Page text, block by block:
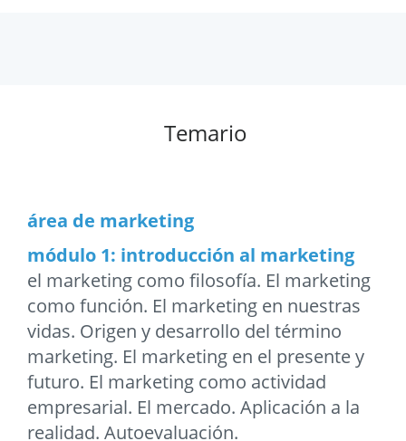
Temario
área de marketing
módulo 1: introducción al marketing
el marketing como filosofía. El marketing
como función. El marketing en nuestras
vidas. Origen y desarrollo del término
marketing. El marketing en el presente y
futuro. El marketing como actividad
empresarial. El mercado. Aplicación a la
realidad. Autoevaluación.